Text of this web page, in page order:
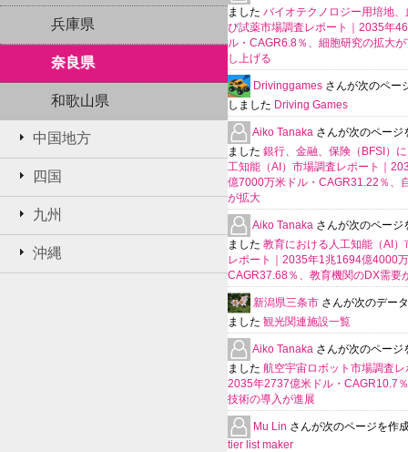
兵庫県
奈良県
和歌山県
中国地方
四国
九州
沖縄
ました バイオテクノロジー用培地、
び試薬市場調査レポート｜2035年
ル・CAGR6.8％、細胞研究の拡大
し上げる
Drivinggames さんが次のペー
しました Driving Games
Aiko Tanaka さんが次のページ
ました 銀行、金融、保険（BFSI）
工知能（AI）市場調査レポート｜
億7000万米ドル・CAGR31.22％、
が拡大
Aiko Tanaka さんが次のページ
ました 教育における人工知能（AI）
レポート｜2035年1兆1694億4000
CAGR37.68％、教育機関のDX需要
新潟県三条市 さんが次のデー
ました 観光関連施設一覧
Aiko Tanaka さんが次のページ
ました 航空宇宙ロボット市場調査レ
2035年2737億米ドル・CAGR10.7
技術の導入が進展
Mu Lin さんが次のページを作
tier list maker